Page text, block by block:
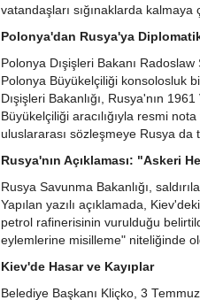
vatandaşları sığınaklarda kalmaya
Polonya'dan Rusya'ya
Polonya Dışişleri Bakanı
Polonya Büyükelçiliği konsolosluk
Dışişleri Bakanlığı, Rusya'nın
Büyükelçiliği aracılığıyla resmi
uluslararası sözleşmeye Rusya da
Rusya'nın Açıklaması: "Askeri
Rusya Savunma Bakanlığı,
Yapılan yazılı açıklamada,
petrol rafinerisinin vurulduğu
eylemlerine misilleme" niteliğinde
Kiev'de Hasar ve Kayıplar
Belediye Başkanı Kliçko, 3